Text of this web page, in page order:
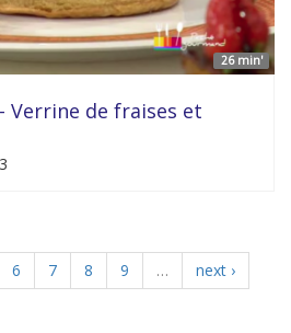
26 min'
Verrine de fraises et
6 7 8 9 …
next ›